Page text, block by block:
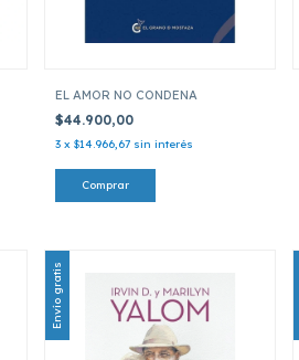
EL AMOR NO CONDENA
$44.900,00
3 x $14.966,67 sin interés
Envío gratis